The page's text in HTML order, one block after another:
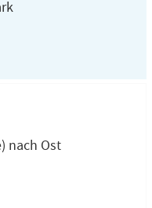
nach Ost